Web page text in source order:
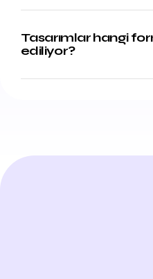
Tasarımlar hangi
ediliyor?